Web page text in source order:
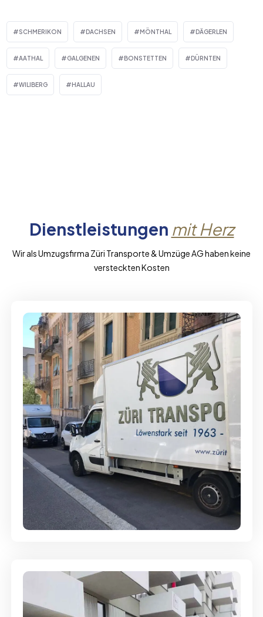
SCHMERIKON DACHSEN MÖNTHAL DÄGERLEN
AATHAL GALGENEN BONSTETTEN DÜRNTEN
WILIBERG HALLAU
Dienstleistungen mit Herz
Wir als Umzugsfirma Züri Transporte & Umzüge AG haben keine
versteckten Kosten
Full-Service - Für Privatumzüge